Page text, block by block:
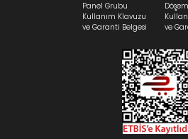
Panel Grubu
Kullanım Klavuzu
ve Garanti Belgesi
ve